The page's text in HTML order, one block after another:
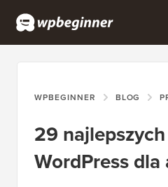
WPBEGINNER BLOG
29
WordPress